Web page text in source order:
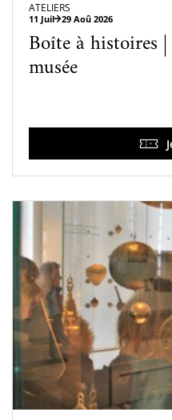
ATELIERS
11 Juil 29 Aoû 2026
Boîte à histoires
musée